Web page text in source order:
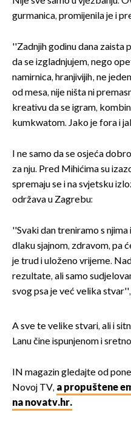
gurmanica, promijenila je i
''Zadnjih godinu dana zaista
da se izgladnjujem, nego
namirnica, hranjivijih, ne
od mesa, nije ništa ni
kreativu da se igram,
kumkwatom. Jako je fora i
I ne samo da se osjeća
za nju. Pred Mihićima su
spremaju se i na svjetsku
održava u Zagrebu:
''Svaki dan treniramo s
dlaku sjajnom, zdravom, pa
je trud i uloženo vrijeme.
rezultate, ali samo
svog psa je već velika
A sve te velike stvari, ali i
Lanu čine ispunjenom i
IN magazin gledajte od
Novoj TV, a propuštene
na novatv.hr.